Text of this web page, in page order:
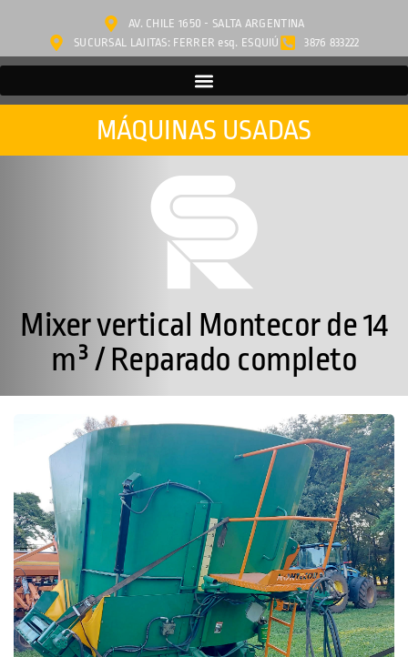
AV. CHILE 1650 - SALTA ARGENTINA
SUCURSAL LAJITAS: FERRER esq. ESQUIÚ
3876 833222
MÁQUINAS USADAS
Mixer vertical Montecor de 14
m³ / Reparado completo